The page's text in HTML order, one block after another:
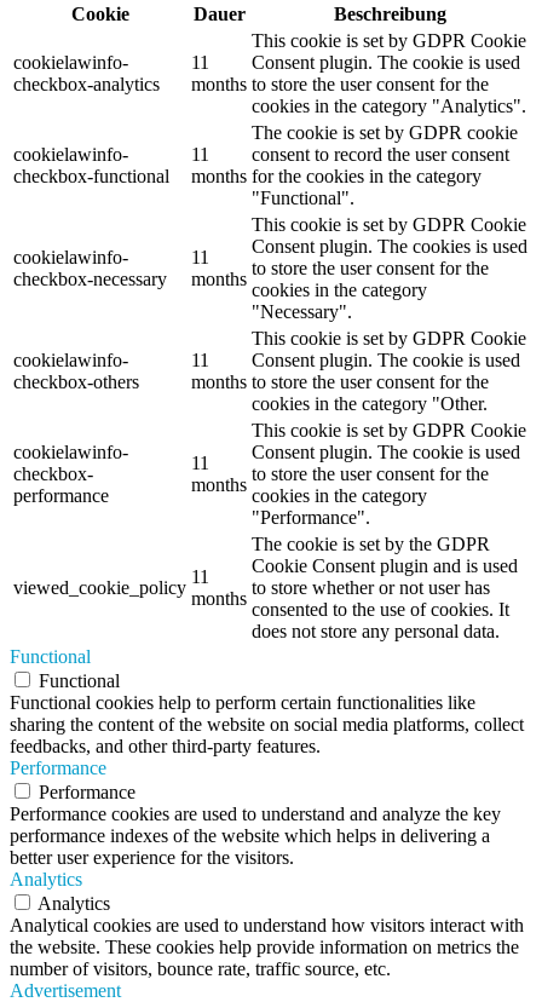
Cookie
Dauer Beschreibung
cookielawinfo-
checkbox-analytics
11
months
This cookie is set by GDPR Cookie
Consent plugin. The cookie is used
to store the user consent for the
cookies in the category "Analytics".
cookielawinfo-
checkbox-functional
11
months
The cookie is set by GDPR cookie
consent to record the user consent
for the cookies in the category
"Functional".
cookielawinfo-
checkbox-necessary
11
months
This cookie is set by GDPR Cookie
Consent plugin. The cookies is used
to store the user consent for the
cookies in the category
"Necessary".
cookielawinfo-
checkbox-others
11
months
This cookie is set by GDPR Cookie
Consent plugin. The cookie is used
to store the user consent for the
cookies in the category "Other.
cookielawinfo-
checkbox-
performance
11
months
This cookie is set by GDPR Cookie
Consent plugin. The cookie is used
to store the user consent for the
cookies in the category
"Performance".
viewed_cookie_policy
11
months
The cookie is set by the GDPR
Cookie Consent plugin and is used
to store whether or not user has
consented to the use of cookies. It
does not store any personal data.
Functional
Functional
Functional cookies help to perform certain functionalities like
sharing the content of the website on social media platforms, collect
feedbacks, and other third-party features.
Performance
Performance
Performance cookies are used to understand and analyze the key
performance indexes of the website which helps in delivering a
better user experience for the visitors.
Analytics
Analytics
Analytical cookies are used to understand how visitors interact with
the website. These cookies help provide information on metrics the
number of visitors, bounce rate, traffic source, etc.
Advertisement